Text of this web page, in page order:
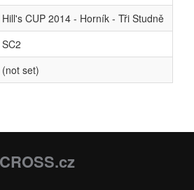
Hill's CUP 2014 - Horník - Tři Studně
SC2
(not set)